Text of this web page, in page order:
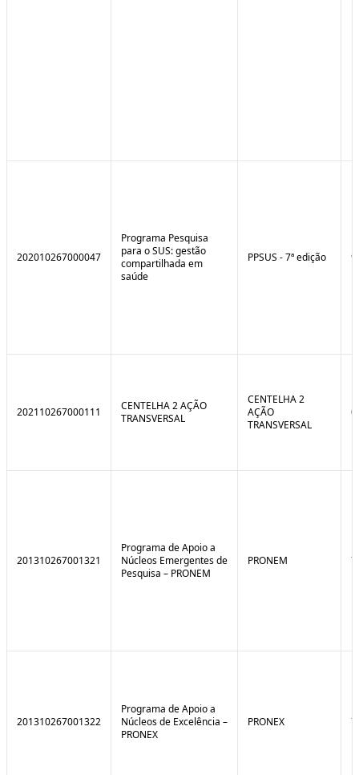
202010267000047
Programa Pesquisa
para o SUS: gestão
compartilhada em
saúde
PPSUS - 7ª edição
202110267000111
CENTELHA 2 AÇÃO
TRANSVERSAL
CENTELHA 2
AÇÃO
TRANSVERSAL
201310267001321
Programa de Apoio a
Núcleos Emergentes de
Pesquisa – PRONEM
PRONEM
201310267001322
Programa de Apoio a
Núcleos de Excelência –
PRONEX
PRONEX